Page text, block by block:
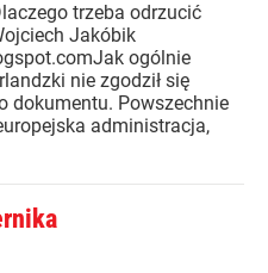
trzeba odrzucić
Jakóbik
ogólnie
nie zgodził się
dokumentu. Powszechnie
administracja,